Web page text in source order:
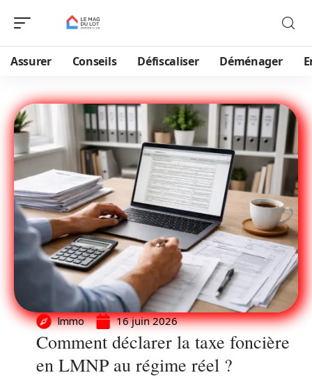
Assurer Conseils Défiscaliser Déménager
Immo 16 juin 2026
Comment déclarer la taxe foncière
en LMNP au régime réel ?